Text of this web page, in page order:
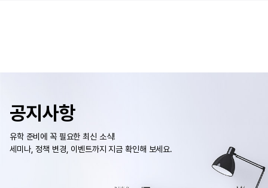
공지사항
유학 준비에 꼭 필요한 최신 소식!
세미나, 정책 변경, 이벤트까지 지금 확인해 보세요.